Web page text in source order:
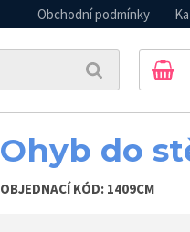
Obchodní podmínky
Ohyb do
OBJEDNACÍ KÓD: 1409CM